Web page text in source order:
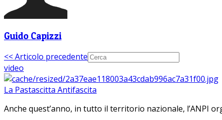
Guido Capizzi
<< Articolo precedente
video
La Pastascitta Antifascita
Anche quest’anno, in tutto il territorio nazionale, l’ANPI